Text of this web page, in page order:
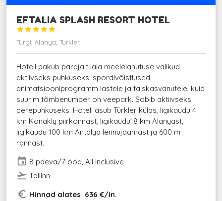
EFTALIA SPLASH RESORT HOTEL





Türgi, Alanya, Turkler
Hotell pakub parajalt laia meelelahutuse valikud
aktiivseks puhkuseks: spordivõistlused,
animatsiooniprogramm lastele ja täiskasvanutele, kuid
suurim tõmbenumber on veepark. Sobib aktiivseks
perepuhkuseks. Hotell asub Türkler külas, ligikaudu 4
km Konakly piirkonnast, ligikaudu18 km Alanyast,
ligikaudu 100 km Antalya lennujaamast ja 600 m
rannast.
event 8 päeva/7 ööd, All Inclusive
flight_takeoff Tallinn
euro_symbol Hinnad alates 636 €/in.